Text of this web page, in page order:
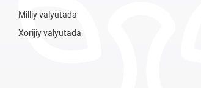
Milliy valyutada
Xorijiy valyutada